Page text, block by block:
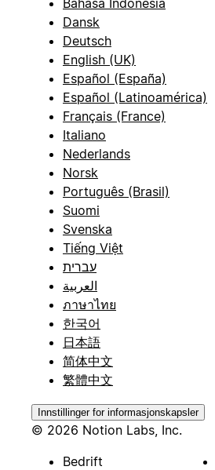
Dansk
Deutsch
English (UK)
Español (España)
Español (Latinoamérica)
Français (France)
Italiano
Nederlands
Norsk
Português (Brasil)
Suomi
Svenska
Tiếng Việt
עברית
العربية
ภาษาไทย
한국어
日本語
简体中文
繁體中文
Innstillinger for informasjonskapsler
© 2026 Notion Labs, Inc.
Bedrift